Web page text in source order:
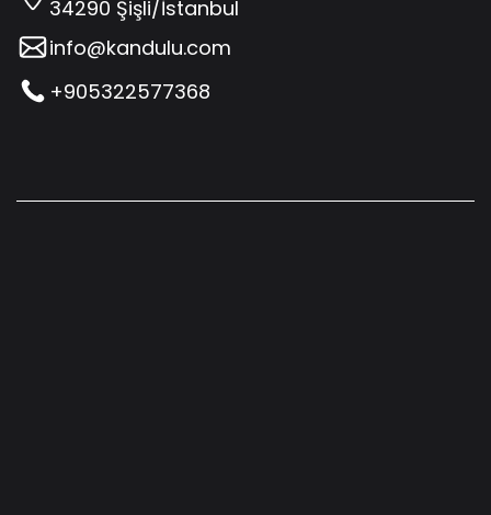
34290 Şişli/İstanbul
info@kandulu.com
+905322577368